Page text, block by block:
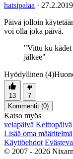
hatsipalaa · 27.2.2019
Päivä jolloin
voi olla joka päivä.
"Vittu ku kädet
jälkee"
Hyödyllinen (4)
13
7
Kommentit (0)
Katso myös
velapäivä Keittopäivä
Lisää oma määritelmä
Käyttöehdot
© 2007 - 2026 Nixarn